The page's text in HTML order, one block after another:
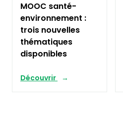
MOOC santé-
environnement :
trois nouvelles
thématiques
disponibles
Découvrir